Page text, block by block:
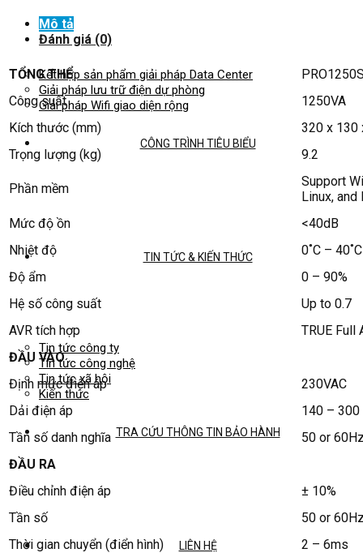
Kết hợp sản phẩm giải pháp Data Center
Giải pháp lưu trữ điện dự phòng
Giải pháp Wifi giao diện rộng
CÔNG TRÌNH TIÊU BIỂU
TIN TỨC & KIẾN THỨC
Tin tức công ty
Tin tức công nghệ
Tin tức xã hội
Kiến thức
TRA CỨU THÔNG TIN BẢO HÀNH
LIÊN HỆ
Mô tả
Đánh giá (0)
TỔNG THỂ
Công suất
1250VA
Kích thước (mm)
320 x 130
Trọng lượng (kg)
9.2
Phần mềm
Support
Linux, and
Mức độ ồn
<40dB
Nhiệt độ
0˚C – 40˚C
Độ ẩm
0 – 90%
Hệ số công suất
Up to 0.7
AVR tích hợp
TRUE Full
ĐẦU VÀO
Định mức điện áp
230VAC
Dải điện áp
140 – 300
Tần số danh nghĩa
50 or
ĐẦU RA
Điều chỉnh điện áp
± 10%
Tần số
50 or
Thời gian chuyển (điển hình)
2 – 6ms